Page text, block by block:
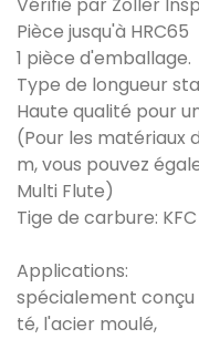
Pièce jusqu'à HRC65
1 pièce d'emballage.
Type de longueur
Haute qualité pour
(Pour les matériaux
m, vous pouvez
Multi Flute)
Tige de carbure:
Applications:
spécialement
té, l'acier moulé,